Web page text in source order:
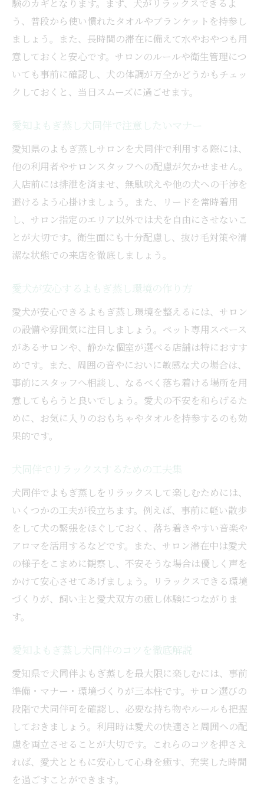
験のカギとなります。まず、犬がリラックスできるよ
う、普段から使い慣れたタオルやブランケットを持参し
ましょう。また、長時間の滞在に備えて水やおやつも用
意しておくと安心です。サロンのルールや衛生管理につ
いても事前に確認し、犬の体調が万全かどうかもチェッ
クしておくと、当日スムーズに過ごせます。
愛知よもぎ蒸し犬同伴で注意したいマナー
愛知県のよもぎ蒸しサロンを犬同伴で利用する際には、
他の利用者やサロンスタッフへの配慮が欠かせません。
入店前には排泄を済ませ、無駄吠えや他の犬への干渉を
避けるよう心掛けましょう。また、リードを常時着用
し、サロン指定のエリア以外では犬を自由にさせないこ
とが大切です。衛生面にも十分配慮し、抜け毛対策や清
潔な状態での来店を徹底しましょう。
愛犬が安心するよもぎ蒸し環境の作り方
愛犬が安心できるよもぎ蒸し環境を整えるには、サロン
の設備や雰囲気に注目しましょう。ペット専用スペース
があるサロンや、静かな個室が選べる店舗は特におすす
めです。また、周囲の音やにおいに敏感な犬の場合は、
事前にスタッフへ相談し、なるべく落ち着ける場所を用
意してもらうと良いでしょう。愛犬の不安を和らげるた
めに、お気に入りのおもちゃやタオルを持参するのも効
果的です。
犬同伴でリラックスするための工夫集
犬同伴でよもぎ蒸しをリラックスして楽しむためには、
いくつかの工夫が役立ちます。例えば、事前に軽い散歩
をして犬の緊張をほぐしておく、落ち着きやすい音楽や
アロマを活用するなどです。また、サロン滞在中は愛犬
の様子をこまめに観察し、不安そうな場合は優しく声を
かけて安心させてあげましょう。リラックスできる環境
づくりが、飼い主と愛犬双方の癒し体験につながりま
す。
愛知よもぎ蒸し犬同伴のコツを徹底解説
愛知県で犬同伴よもぎ蒸しを最大限に楽しむには、事前
準備・マナー・環境づくりが三本柱です。サロン選びの
段階で犬同伴可を確認し、必要な持ち物やルールも把握
しておきましょう。利用時は愛犬の快適さと周囲への配
慮を両立させることが大切です。これらのコツを押さえ
れば、愛犬とともに安心して心身を癒す、充実した時間
を過ごすことができます。